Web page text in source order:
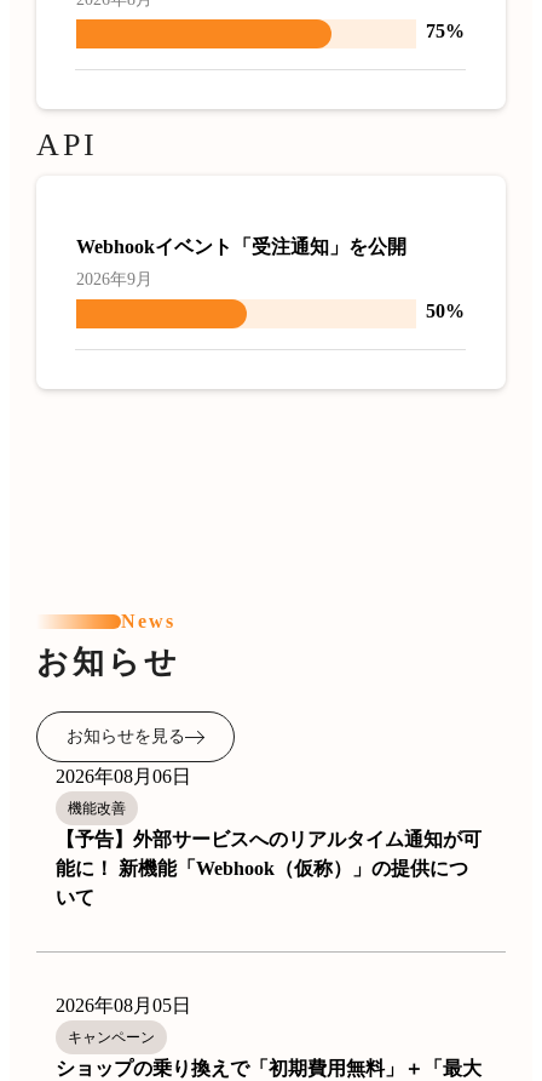
75%
API
Webhookイベント「受注通知」を公開
2026年9月
50%
News
お知らせ
お知らせを見る
2026年08月06日
機能改善
【予告】外部サービスへのリアルタイム通知が可
能に！ 新機能「Webhook（仮称）」の提供につ
いて
2026年08月05日
キャンペーン
ショップの乗り換えで「初期費用無料」＋「最大